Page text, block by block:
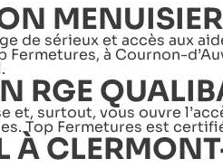
de sérieux et accès aux
à Cournon-
surtout, vous ouvre
Top Fermetures est
À